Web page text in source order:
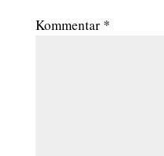
Kommentar *